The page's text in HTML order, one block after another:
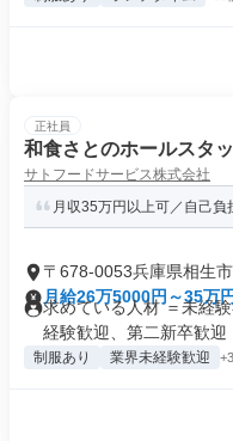
正社員
和食さとのホールスタ
サトフードサービス株式会社
月収35万円以上可／自己
〒678-0053兵庫県相生
月給26万5000円～35万円
求めている人材 ＝未経
経験歓迎、第二新卒歓迎
制服あり 業界未経験歓迎